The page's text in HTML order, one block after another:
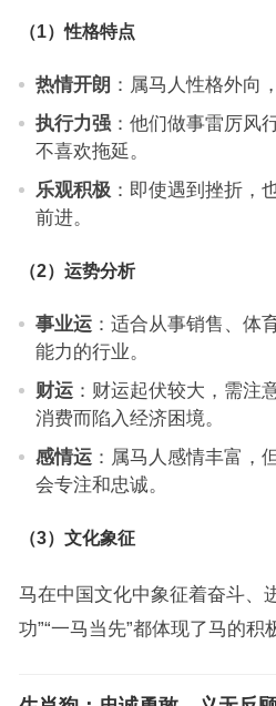
（1）性格特点
热情开朗 ：属马人性格外向
执行力强：他们做事雷厉风
不喜欢拖延。
乐观积极 ：即使遇到挫折，
前进。
（2）运势分析
事业运：适合从事销售、体
能力的行业。
财运：财运起伏较大，需注
消费而陷入经济困境。
感情运：属马人感情丰富，
会专注和忠诚。
（3）文化象征
马在中国文化中象征着奋斗、
功”“一马当先”都体现了马的积